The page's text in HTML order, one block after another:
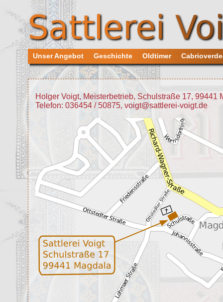
Unser Angebot Geschichte Oldtimer
Holger Voigt, Meisterbetrieb, Schulstraße 17, 99441
Telefon: 036454 / 50875, voigt@sattlerei-voigt.de